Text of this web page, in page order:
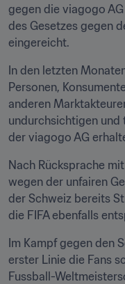
gegen die viagogo
des Gesetzes gegen
eingereicht.
In den letzten
Personen,
anderen
undurchsichtigen und
der viagogo AG
Nach Rücksprache
wegen der unfairen
der Schweiz bereits
die FIFA ebenfalls
Im Kampf gegen den
erster Linie die Fans
Fussball-